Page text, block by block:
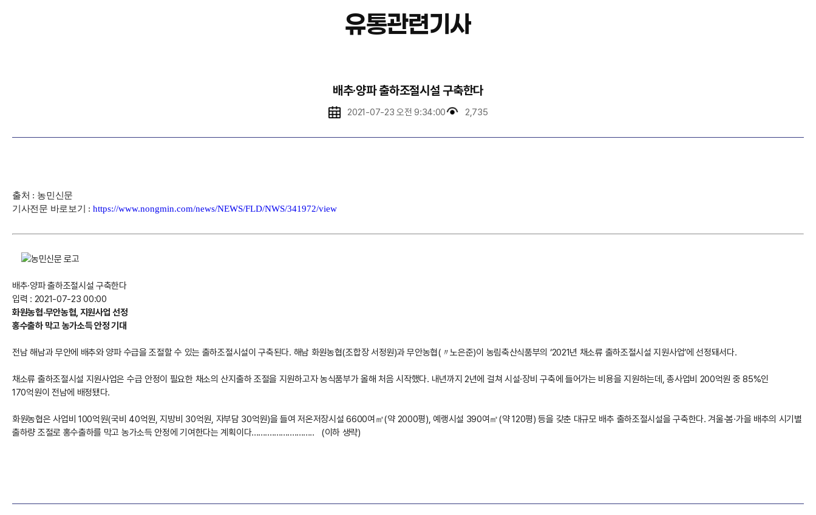
유통관련기사
배추·양파 출하조절시설 구축한다
2021-07-23 오전 9:34:00 2,735
출처 : 농민신문
기사전문 바로보기 : https://www.nongmin.com/news/NEWS/FLD/NWS/341972/view
배추·양파 출하조절시설 구축한다
입력 : 2021-07-23 00:00
화원농협·무안농협, 지원사업 선정
홍수출하 막고 농가소득 안정 기대
전남 해남과 무안에 배추와 양파 수급을 조절할 수 있는 출하조절시설이 구축된다. 해남 화원농협(조합장 서정원)과 무안농협(〃노은준)이 농림축산식품부의 ‘2021년 채소류 출하조절시설 지원사업’에 선정돼서다.
채소류 출하조절시설 지원사업은 수급 안정이 필요한 채소의 산지출하 조절을 지원하고자 농식품부가 올해 처음 시작했다. 내년까지 2년에 걸쳐 시설·장비 구축에 들어가는 비용을 지원하는데, 총사업비 200억원 중 85%인
170억원이 전남에 배정됐다.
화원농협은 사업비 100억원(국비 40억원, 지방비 30억원, 자부담 30억원)을 들여 저온저장시설 6600여㎡(약 2000평), 예랭시설 390여㎡(약 120평) 등을 갖춘 대규모 배추 출하조절시설을 구축한다. 겨울·봄·가을 배추의 시기별
출하량 조절로 홍수출하를 막고 농가소득 안정에 기여한다는 계획이다............................ (이하 생략)